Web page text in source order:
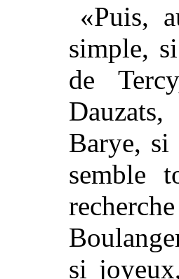
«Puis,
simple,
de
Barye, si
semble
si